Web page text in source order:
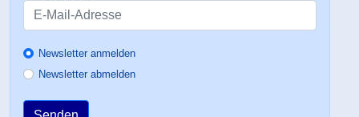
Newsletter anmelden
Newsletter abmelden